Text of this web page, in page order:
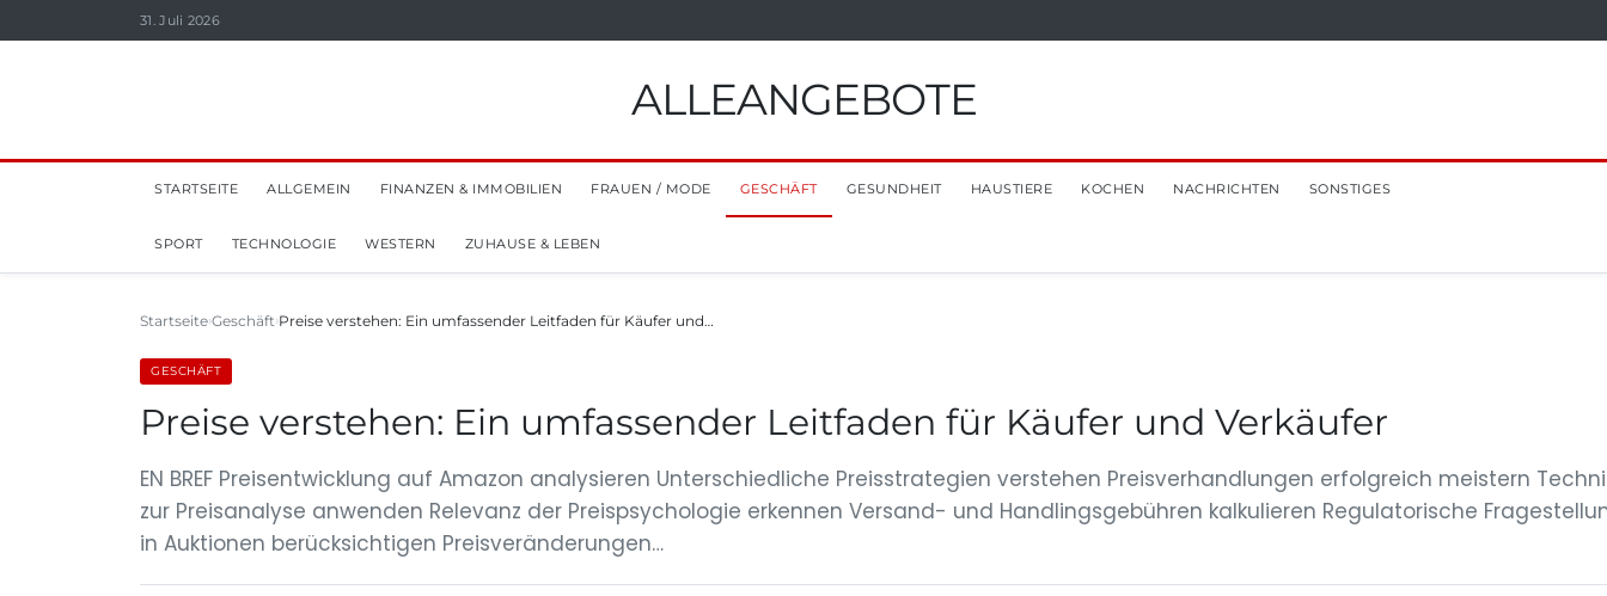
31. Juli 2026
ALLEANGEBOTE
STARTSEITE ALLGEMEIN FINANZEN & IMMOBILIEN FRAUEN / MODE GESCHÄFT GESUNDHEIT HAUSTIERE KOCHEN NACHRICHTEN SONSTIGES
SPORT TECHNOLOGIE WESTERN ZUHAUSE & LEBEN
Startseite Geschäft Preise verstehen: Ein umfassender Leitfaden für Käufer und…
GESCHÄFT
Preise verstehen: Ein umfassender Leitfaden für Käufer und Verkäufer
EN BREF Preisentwicklung auf Amazon analysieren Unterschiedliche Preisstrategien verstehen Preisverhandlungen erfolgreich meistern
zur Preisanalyse anwenden Relevanz der Preispsychologie erkennen Versand- und Handlingsgebühren kalkulieren Regulatorische
in Auktionen berücksichtigen Preisveränderungen…